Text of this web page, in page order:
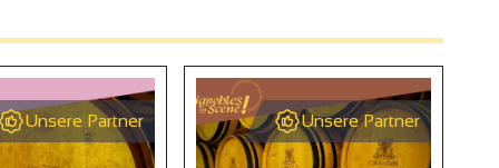
2
Unsere Partner Unsere Partner